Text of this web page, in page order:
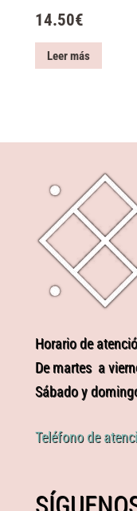
14.50€
Leer más
Horario de
De martes a
Sábado y
Teléfono de